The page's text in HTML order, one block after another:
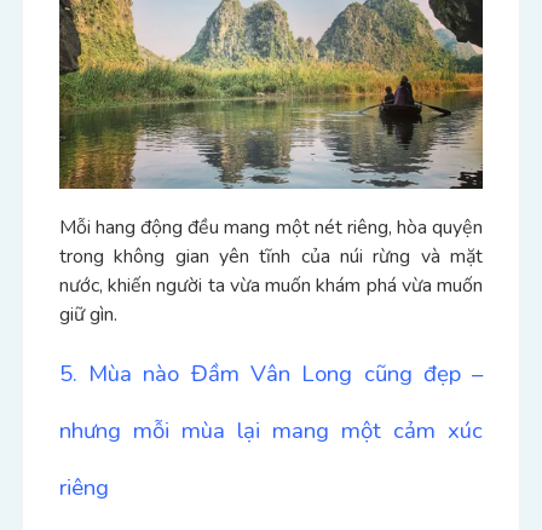
Mỗi hang động đều mang một nét riêng, hòa quyện
trong không gian yên tĩnh của núi rừng và mặt
nước, khiến người ta vừa muốn khám phá vừa muốn
giữ gìn.
5. Mùa nào Đầm Vân Long cũng đẹp –
nhưng mỗi mùa lại mang một cảm xúc
riêng